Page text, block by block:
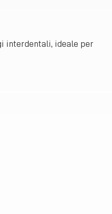
interdentali, ideale per